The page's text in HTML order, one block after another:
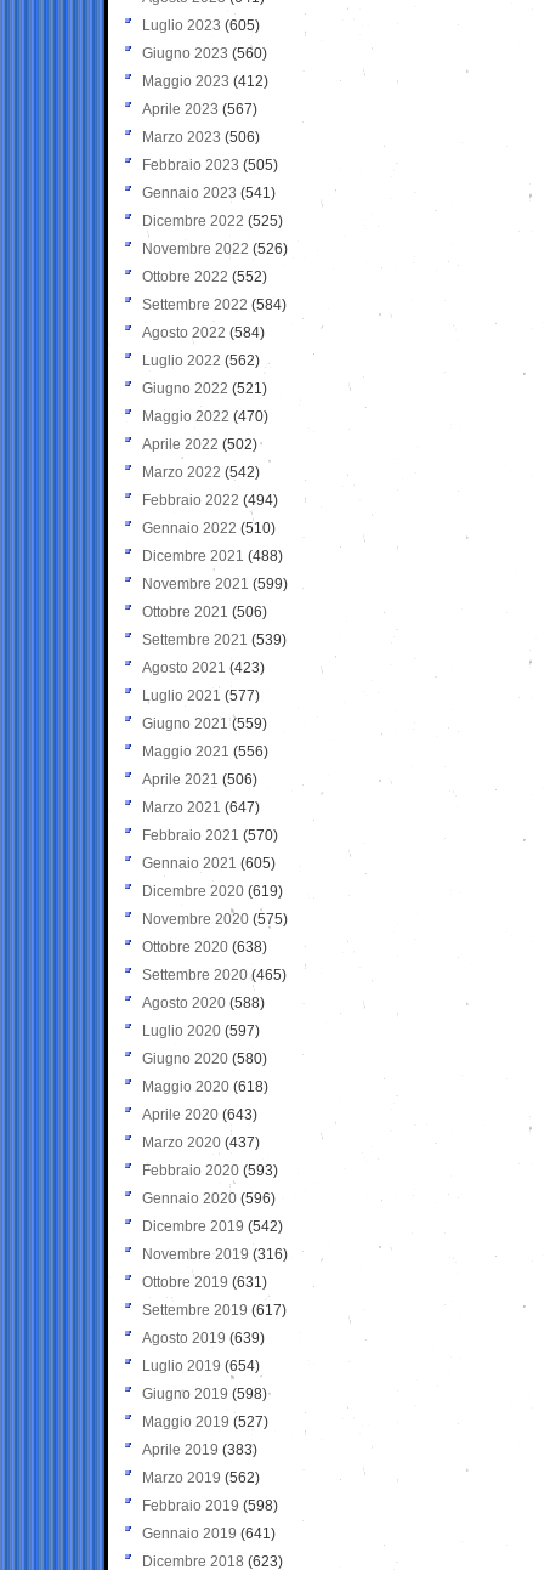
Luglio 2023 (605)
Giugno 2023 (560)
Maggio 2023 (412)
Aprile 2023 (567)
Marzo 2023 (506)
Febbraio 2023 (505)
Gennaio 2023 (541)
Dicembre 2022 (525)
Novembre 2022 (526)
Ottobre 2022 (552)
Settembre 2022 (584)
Agosto 2022 (584)
Luglio 2022 (562)
Giugno 2022 (521)
Maggio 2022 (470)
Aprile 2022 (502)
Marzo 2022 (542)
Febbraio 2022 (494)
Gennaio 2022 (510)
Dicembre 2021 (488)
Novembre 2021 (599)
Ottobre 2021 (506)
Settembre 2021 (539)
Agosto 2021 (423)
Luglio 2021 (577)
Giugno 2021(559)
Maggio 2021 (556)
Aprile 2021 (506)
Marzo 2021 (647)
Febbraio 2021 (570)
Gennaio 2021 (605)
Dicembre 2020 (619)
Novembre 2020 (575)
Ottobre 2020 (638)
Settembre 2020(465)
Agosto 2020 (588)
Luglio 2020 (597)
Giugno 2020 (580)
Maggio 2020 (618)
Aprile 2020 (643)
Marzo 2020 (437)
Febbraio 2020 (593)
Gennaio 2020 (596)
Dicembre 2019 (542)
Novembre 2019 (316)
Ottobre 2019 (631)
Settembre 2019 (617)
Agosto 2019 (639)
Luglio 2019 (654)
Giugno 2019 (598)
Maggio 2019 (527)
Aprile 2019 (383)
Marzo 2019 (562)
Febbraio 2019 (598)
Gennaio 2019 (641)
Dicembre 2018 (623)